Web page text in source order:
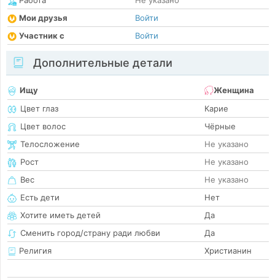
Мои друзья
Войти
Участник с
Войти
Дополнительные детали
Ищу
Женщина
Цвет глаз
Карие
Цвет волос
Чёрные
Телосложение
Не указано
Рост
Не указано
Вес
Не указано
Есть дети
Нет
Хотите иметь детей
Да
Сменить город/страну ради любви
Да
Религия
Христианин